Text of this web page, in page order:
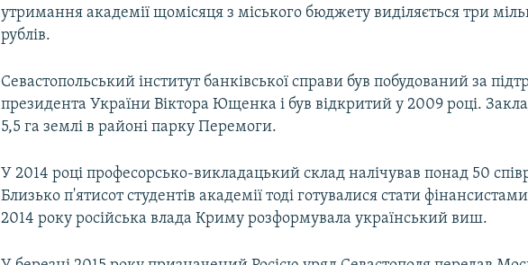
утримання академії щомісяця з міського бюджету виділяється три
рублів.
Севастопольський інститут банківської справи був побудований за
президента України Віктора Ющенка і був відкритий у 2009 році.
5,5 га землі в районі парку Перемоги.
У 2014 році професорсько-викладацький склад налічував понад 50
Близько п'ятисот студентів академії тоді готувалися стати
2014 року російська влада Криму розформувала український виш.